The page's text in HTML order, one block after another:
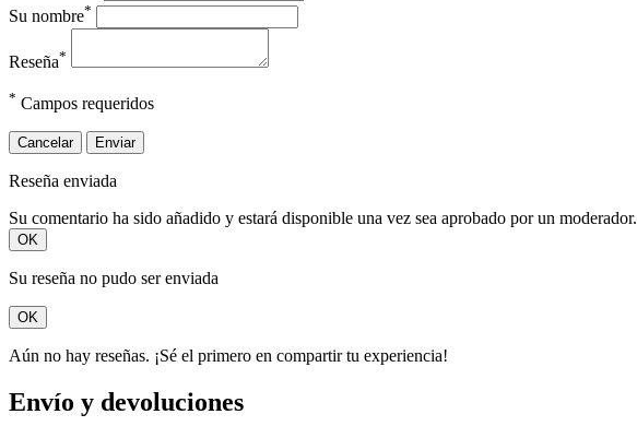
Su nombre*
Reseña*
* Campos requeridos
Cancelar Enviar
Reseña enviada
Su comentario ha sido añadido y estará disponible una vez sea aprobado por un moderador.
OK
Su reseña no pudo ser enviada
OK
Aún no hay reseñas. ¡Sé el primero en compartir tu experiencia!
Envío y devoluciones